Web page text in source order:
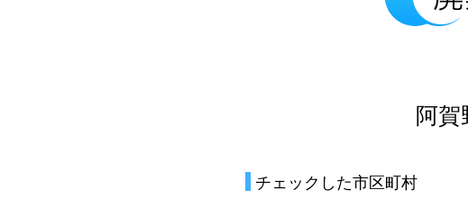
阿賀
チェックした市区町村